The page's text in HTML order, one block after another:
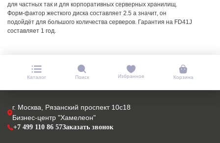
для частных так и для корпоративных серверных хранилищ.
Форм-фактор жесткого диска составляет 2.5 а значит, он
подойдёт для большого количества серверов. Гарантия на FD41J
составляет 1 год.
Каталог Поиск Избранное Корзина
г. Москва, Рязанский проспект 10с18
Бизнес-центр "Хамелеон"
+7 499 110 86 57Заказать звонок